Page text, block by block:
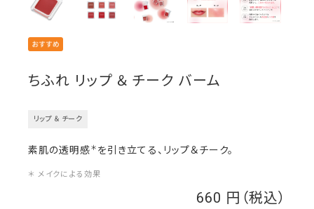
ちふれ リップ ＆ チーク バーム
リップ ＆ チーク
660
素肌の透明感＊ を引き立てる、リップ＆チーク。
＊ メイクによる効果